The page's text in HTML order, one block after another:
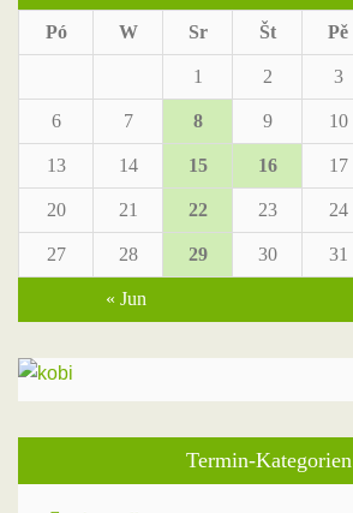
Pó W Sr Št Pě
1 2 3
6 7 8 9 10
13 14 15 16 17
20 21 22 23 24
27 28 29 30 31
« Jun
Termin-Kategorien